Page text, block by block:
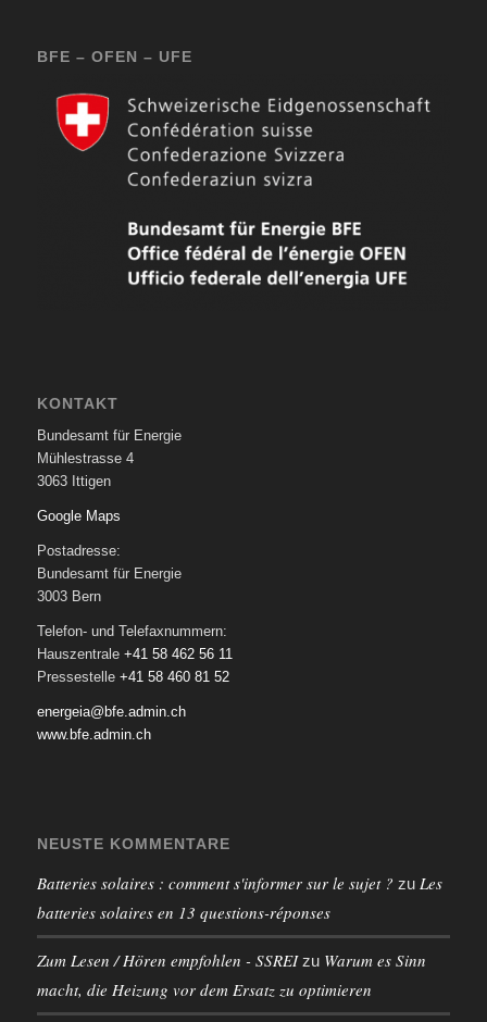
BFE – OFEN – UFE
KONTAKT
Bundesamt für Energie
Mühlestrasse 4
3063 Ittigen
Google Maps
Postadresse:
Bundesamt für Energie
3003 Bern
Telefon- und Telefaxnummern:
Hauszentrale +41 58 462 56 11
Pressestelle +41 58 460 81 52
energeia@bfe.admin.ch
www.bfe.admin.ch
NEUSTE KOMMENTARE
Batteries solaires : comment s'informer sur le sujet ? zu Les
batteries solaires en 13 questions-réponses
Zum Lesen / Hören empfohlen - SSREIzu Warum es Sinn
macht, die Heizung vor dem Ersatz zu optimieren